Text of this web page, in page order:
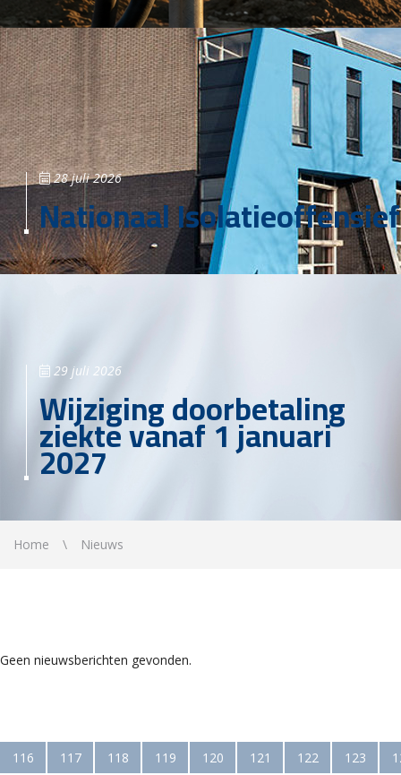
28 juli 2026
Nationaal Isolatieoffensief
29 juli 2026
Wijziging doorbetaling
ziekte vanaf 1 januari
2027
Home Nieuws
Geen nieuwsberichten gevonden.
116 117 118 119 120 121 122 123